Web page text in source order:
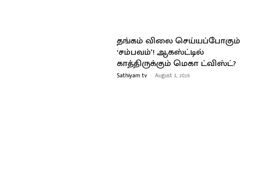
தங்கம் விலை செய்யப்போகும்
‘சம்பவம்’! ஆகஸ்ட்டில்
காத்திருக்கும் மெகா ட்விஸ்ட்?
Sathiyam tv - August 3, 2026